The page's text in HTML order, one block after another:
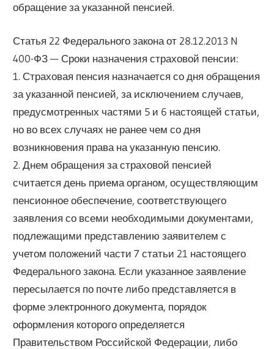
обращение за указанной пенсией.
Статья 22 Федерального закона от 28.12.2013 N
400-ФЗ — Сроки назначения страховой пенсии:
1. Страховая пенсия назначается со дня обращения
за указанной пенсией, за исключением случаев,
предусмотренных частями 5 и 6 настоящей статьи,
но во всех случаях не ранее чем со дня
возникновения права на указанную пенсию.
2. Днем обращения за страховой пенсией
считается день приема органом, осуществляющим
пенсионное обеспечение, соответствующего
заявления со всеми необходимыми документами,
подлежащими представлению заявителем с
учетом положений части 7 статьи 21 настоящего
Федерального закона. Если указанное заявление
пересылается по почте либо представляется в
форме электронного документа, порядок
оформления которого определяется
Правительством Российской Федерации, либо